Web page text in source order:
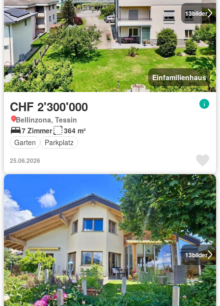
13bilder
Einfamilienhaus
CHF 2'300'000
Bellinzona, Tessin
7 Zimmer
364 m²
Garten
Parkplatz
25.06.2026
13bilder